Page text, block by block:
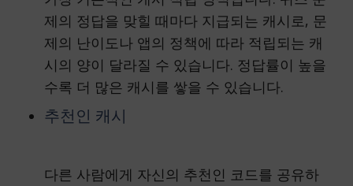
제의 정답을 맞힐 때마다 지급되는 캐시로, 문
제의 난이도나 앱의 정책에 따라 적립되는 캐
시의 양이 달라질 수 있습니다. 정답률이 높을
수록 더 많은 캐시를 쌓을 수 있습니다.
추천인 캐시
다른 사람에게 자신의 추천인 코드를 공유하